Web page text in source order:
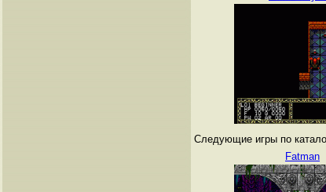
Следующие игры по
Fatman